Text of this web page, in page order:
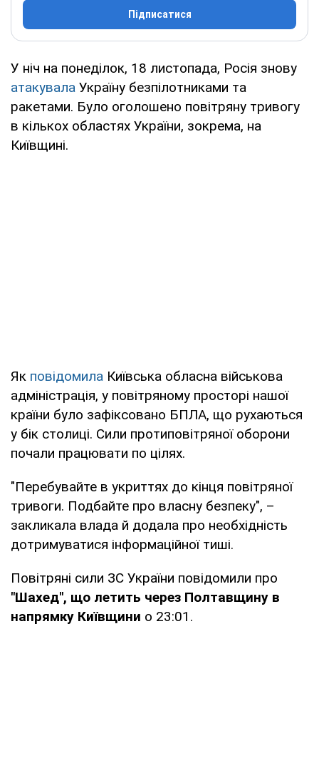
Підписатися
У ніч на понеділок, 18 листопада, Росія знову
атакувала Україну безпілотниками та
ракетами. Було оголошено повітряну тривогу
в кількох областях України, зокрема, на
Київщині.
Як повідомила Київська обласна військова
адміністрація, у повітряному просторі нашої
країни було зафіксовано БПЛА, що рухаються
у бік столиці. Сили протиповітряної оборони
почали працювати по цілях.
"Перебувайте в укриттях до кінця повітряної
тривоги. Подбайте про власну безпеку", –
закликала влада й додала про необхідність
дотримуватися інформаційної тиші.
Повітряні сили ЗС України повідомили про
"Шахед", що летить через Полтавщину в
напрямку Київщини о 23:01.